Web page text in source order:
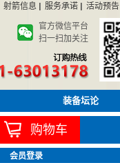
射箭信息 服务承诺 活动预告
官方微信平台
扫一扫加关注
装备坛论
购物车
会员登录